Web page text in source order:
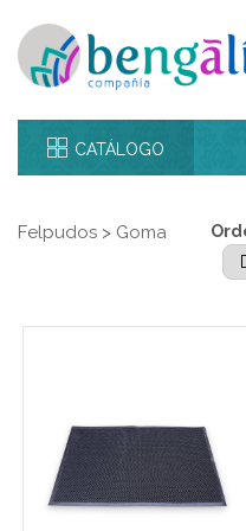
CATÁLOGO
Felpudos > Goma
Felpudo goma 80 x 120
cm tramado rejilla con